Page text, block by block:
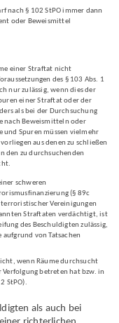
nach § 102 StPO immer dann
oder Beweismittel
einer Straftat nicht
des § 103 Abs. 1
nur zulässig, wenn dies der
einer Straftat oder der
als bei der Durchsuchung
nach Beweismitteln oder
und Spuren müssen vielmehr
aus denen zu schließen
den zu durchsuchenden
schweren
(§ 89c
Vereinigungen
Straftaten verdächtigt, ist
des Beschuldigten zulässig,
von Tatsachen
wenn Räume durchsucht
betreten hat bzw. in
als auch bei